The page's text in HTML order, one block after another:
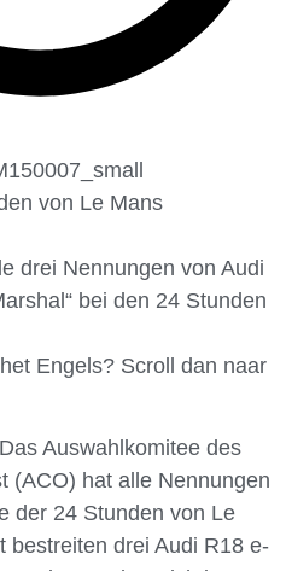
von Le Mans
drei Nennungen von Audi
bei den 24 Stunden
Engels? Scroll dan naar
Auswahlkomitee des
(ACO) hat alle Nennungen
der 24 Stunden von Le
bestreiten drei Audi R18 e-